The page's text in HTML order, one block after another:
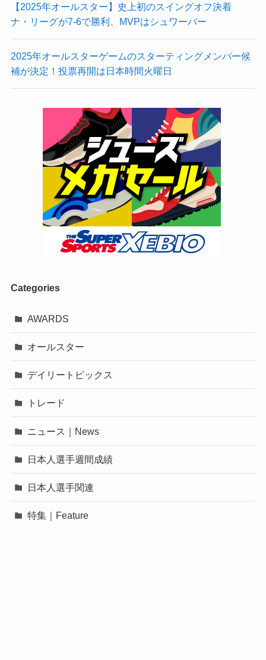
【2025年オールスター】史上初のスイングオフ決着
ナ・リーグが7-6で勝利、MVPはシュワーバー
2025年オールスターゲームのスターティングメンバー候
補が決定！投票再開は日本時間火曜日
Categories
AWARDS
オールスター
デイリートピックス
トレード
ニュース｜News
日本人選手週間成績
日本人選手関連
特集｜Feature